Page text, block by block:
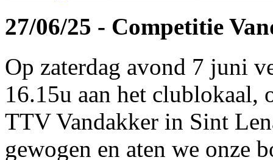
27/06/25 - Competitie
Op zaterdag avond 7 juni
16.15u aan het clublokaal,
TTV Vandakker in Sint
gewogen en aten we onze